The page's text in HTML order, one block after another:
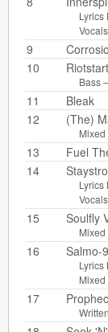
Lyrics
9
10
Bass –
11
Bleak
12
(The)
Mixed
13
Fuel
14
Lyrics
15 Soulfly
16 Salmo-
Lyrics
Mixed
17